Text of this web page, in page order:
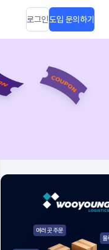
로그인 도입 문의하기